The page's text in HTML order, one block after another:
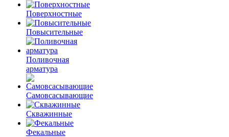
Поверхностные
Повысительные
Поливочная
арматура
Самовсасывающие
Скважинные
Фекальные